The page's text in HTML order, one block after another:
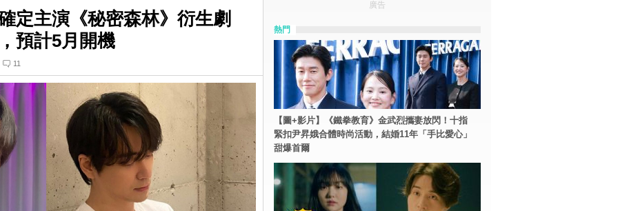
定主演《秘密森林》衍生劇
預計5月開機
11
廣告
熱門
【圖+影片】《鐵拳教育》金武烈攜妻放閃！十指
緊扣尹昇娥合體時尚活動，結婚11年「手比愛心」
甜爆首爾